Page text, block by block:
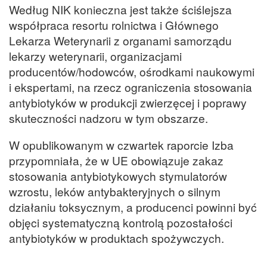
Według NIK konieczna jest także ściślejsza
współpraca resortu rolnictwa i Głównego
Lekarza Weterynarii z organami samorządu
lekarzy weterynarii, organizacjami
producentów/hodowców, ośrodkami naukowymi
i ekspertami, na rzecz ograniczenia stosowania
antybiotyków w produkcji zwierzęcej i poprawy
skuteczności nadzoru w tym obszarze.
W opublikowanym w czwartek raporcie Izba
przypomniała, że w UE obowiązuje zakaz
stosowania antybiotykowych stymulatorów
wzrostu, leków antybakteryjnych o silnym
działaniu toksycznym, a producenci powinni być
objęci systematyczną kontrolą pozostałości
antybiotyków w produktach spożywczych.